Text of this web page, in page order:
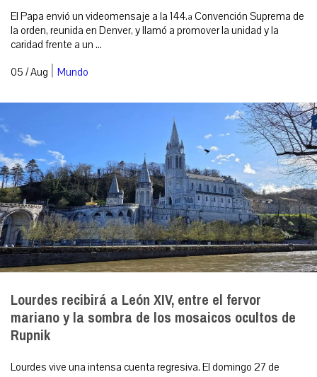
El Papa envió un videomensaje a la 144.ª Convención Suprema de
la orden, reunida en Denver, y llamó a promover la unidad y la
caridad frente a un ...
05 / Aug | Mundo
Lourdes recibirá a León XIV, entre el fervor
mariano y la sombra de los mosaicos ocultos de
Rupnik
Lourdes vive una intensa cuenta regresiva. El domingo 27 de